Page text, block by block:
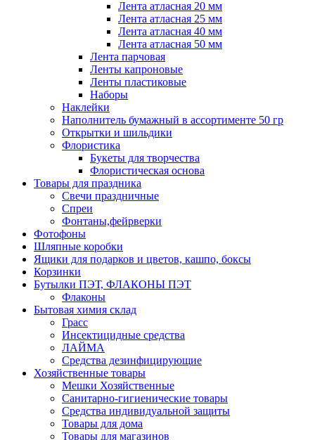
Лента атласная 20 мм
Лента атласная 25 мм
Лента атласная 40 мм
Лента атласная 50 мм
Лента парчовая
Ленты капроновые
Ленты пластиковые
Наборы
Наклейки
Наполнитель бумажный в ассортименте 50 гр
Открытки и шильдики
Флористика
Букеты для творчества
Флористическая основа
Товары для праздника
Свечи праздничные
Спреи
Фонтаны,фейрверки
Фотофоны
Шляпные коробки
Ящики для подарков и цветов, кашпо, боксы
Корзинки
Бутылки ПЭТ, ФЛАКОНЫ ПЭТ
Флаконы
Бытовая химия склад
Грасс
Инсектицидные средства
ЛАЙМА
Средства дезинфицирующие
Хозяйственные товары
Мешки Хозяйственные
Санитарно-гигиенические товары
Средства индивидуальной защиты
Товары для дома
Товары для магазинов